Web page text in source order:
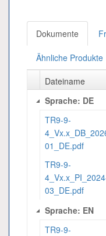
Dokumente
Ähnliche Produkte
Dateiname
Sprache: DE
TR9-9-
01_DE.pdf
TR9-9-
03_DE.pdf
Sprache: EN
TR9-9-